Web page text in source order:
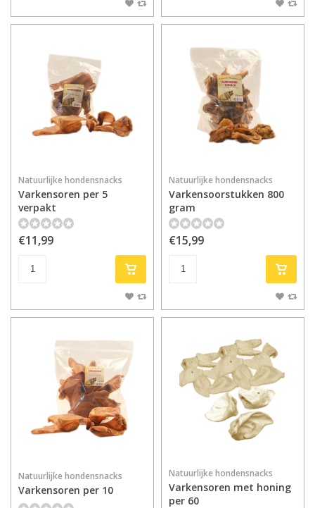
Natuurlijke hondensnacks
Varkensoren per 5
verpakt
€11,99
Natuurlijke hondensnacks
Varkensoorstukken 800
gram
€15,99
Natuurlijke hondensnacks
Varkensoren per 10
Natuurlijke hondensnacks
Varkensoren met honing
per 60